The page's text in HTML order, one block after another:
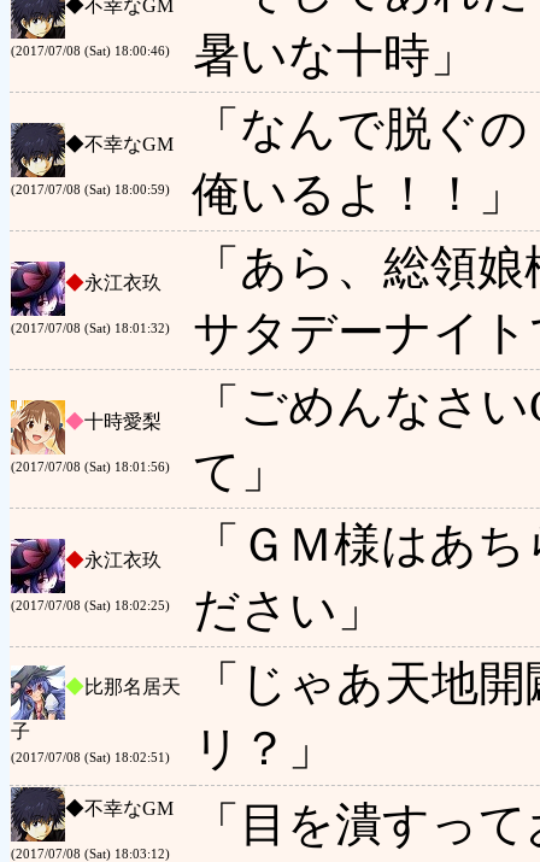
◆不幸なGM
(2017/07/08 (Sat) 18:00:46)
暑いな十時」
◆不幸なGM
(2017/07/08 (Sat) 18:00:59)
「なんで脱ぐ
俺いるよ！！」
◆永江衣玖
(2017/07/08 (Sat) 18:01:32)
「あら、総領
サタデーナイ
◆十時愛梨
(2017/07/08 (Sat) 18:01:56)
「ごめんなさ
て」
◆永江衣玖
(2017/07/08 (Sat) 18:02:25)
「ＧＭ様はあ
ださい」
◆比那名居天
子
(2017/07/08 (Sat) 18:02:51)
「じゃあ天地
リ？」
◆不幸なGM
(2017/07/08 (Sat) 18:03:12)
「目を潰すっ